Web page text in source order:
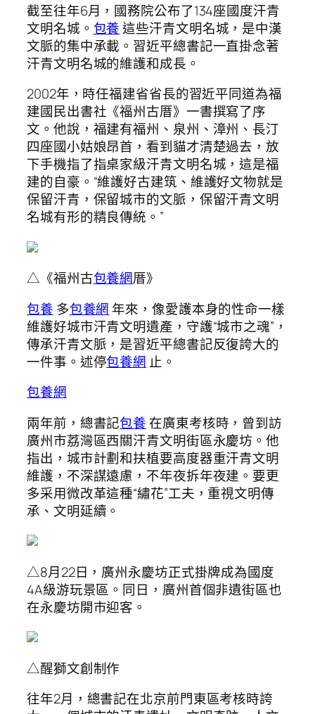
截至往年6月，國務院公布了134座國度汗青
文明名城。 包養這些汗青文明名城，是中漢
文脈的集中承載。習近平總書記一直掛念著
汗青文明名城的維護和成長。
2002年，時任福建省省長的習近平同道為福
建國民出書社《福州古厝》一書撰寫了序
文。他說，福建有福州、泉州、漳州、長汀
四座國小姑娘昂首，看到貓才清楚過去，放
下手機指了指桌家級汗青文明名城，這是福
建的自豪。“維護好古建筑、維護好文物就是
保留汗青，保留城市的文脈，保留汗青文明
名城有形的精良傳統。”
△《福州古包養網厝》
包養 多包養網年來，像愛護本身的性命一樣
維護好城市汗青文明遺產，守護“城市之魂”，
傳承汗青文脈，是習近平總書記反復誇大的
一件事。述停包養網 止。
包養網
兩年前，總書記包養在廣東考核時，曾到訪
廣州市荔灣區西關汗青文明街區永慶坊。他
指出，城市計劃和扶植要高度器重汗青文明
維護，不深謀遠慮，不年夜拆年夜建。要更
多采用微改革這種“繡花”工夫，重視文明傳
承、文明延續。
△8月22日，廣州永慶坊正式掛牌成為國度
4A級游玩景區。同日，廣州首個非遺街區也
在永慶坊開市迎客。
△醒獅文創制作
往年2月，總書記在北京前門東區考核時誇